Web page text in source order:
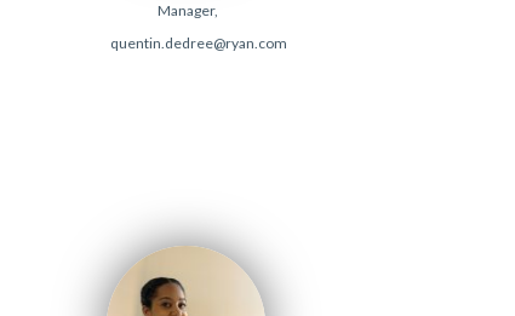
Manager,
quentin.dedree@ryan.com